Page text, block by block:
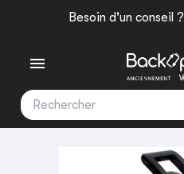
Besoin d'un conseil ?
